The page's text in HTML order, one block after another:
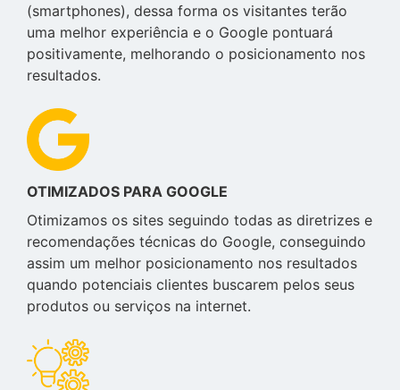
(smartphones), dessa forma os visitantes terão
uma melhor experiência e o Google pontuará
positivamente, melhorando o posicionamento nos
resultados.
OTIMIZADOS PARA GOOGLE
Otimizamos os sites seguindo todas as diretrizes e
recomendações técnicas do Google, conseguindo
assim um melhor posicionamento nos resultados
quando potenciais clientes buscarem pelos seus
produtos ou serviços na internet.